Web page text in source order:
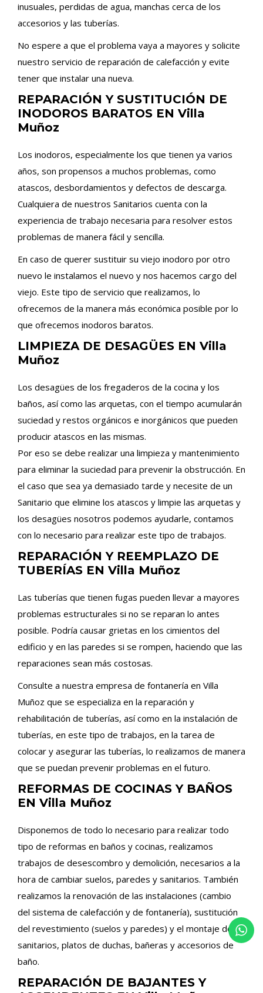
inusuales, perdidas de agua, manchas cerca de los
accesorios y las tuberías.
No espere a que el problema vaya a mayores y solicite
nuestro servicio de reparación de calefacción y evite
tener que instalar una nueva.
REPARACIÓN Y SUSTITUCIÓN DE
INODOROS BARATOS EN Villa
Muñoz
Los inodoros, especialmente los que tienen ya varios
años, son propensos a muchos problemas, como
atascos, desbordamientos y defectos de descarga.
Cualquiera de nuestros Sanitarios cuenta con la
experiencia de trabajo necesaria para resolver estos
problemas de manera fácil y sencilla.
En caso de querer sustituir su viejo inodoro por otro
nuevo le instalamos el nuevo y nos hacemos cargo del
viejo. Este tipo de servicio que realizamos, lo
ofrecemos de la manera más económica posible por lo
que ofrecemos inodoros baratos.
LIMPIEZA DE DESAGÜES EN Villa
Muñoz
Los desagües de los fregaderos de la cocina y los
baños, así como las arquetas, con el tiempo acumularán
suciedad y restos orgánicos e inorgánicos que pueden
producir atascos en las mismas.
Por eso se debe realizar una limpieza y mantenimiento
para eliminar la suciedad para prevenir la obstrucción. En
el caso que sea ya demasiado tarde y necesite de un
Sanitario que elimine los atascos y limpie las arquetas y
los desagües nosotros podemos ayudarle, contamos
con lo necesario para realizar este tipo de trabajos.
REPARACIÓN Y REEMPLAZO DE
TUBERÍAS EN Villa Muñoz
Las tuberías que tienen fugas pueden llevar a mayores
problemas estructurales si no se reparan lo antes
posible. Podría causar grietas en los cimientos del
edificio y en las paredes si se rompen, haciendo que las
reparaciones sean más costosas.
Consulte a nuestra empresa de fontanería en Villa
Muñoz que se especializa en la reparación y
rehabilitación de tuberías, así como en la instalación de
tuberías, en este tipo de trabajos, en la tarea de
colocar y asegurar las tuberías, lo realizamos de manera
que se puedan prevenir problemas en el futuro.
REFORMAS DE COCINAS Y BAÑOS
EN Villa Muñoz
Disponemos de todo lo necesario para realizar todo
tipo de reformas en baños y cocinas, realizamos
trabajos de desescombro y demolición, necesarios a la
hora de cambiar suelos, paredes y sanitarios. También
realizamos la renovación de las instalaciones (cambio
del sistema de calefacción y de fontanería), sustitución
del revestimiento (suelos y paredes) y el montaje de
sanitarios, platos de duchas, bañeras y accesorios de
baño.
REPARACIÓN DE BAJANTES Y